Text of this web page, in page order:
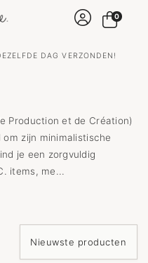
DAG VERZONDEN!
0
Production et de Création)
om zijn minimalistische
je een zorgvuldig
items, me...